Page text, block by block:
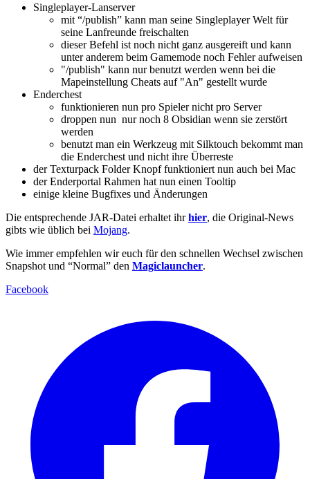
Singleplayer-Lanserver
mit “/publish” kann man seine Singleplayer Welt für
seine Lanfreunde freischalten
dieser Befehl ist noch nicht ganz ausgereift und kann
unter anderem beim Gamemode noch Fehler aufweisen
"/publish" kann nur benutzt werden wenn bei die
Mapeinstellung Cheats auf "An" gestellt wurde
Enderchest
funktionieren nun pro Spieler nicht pro Server
droppen nun nur noch 8 Obsidian wenn sie zerstört
werden
benutzt man ein Werkzeug mit Silktouch bekommt man
die Enderchest und nicht ihre Überreste
der Texturpack Folder Knopf funktioniert nun auch bei Mac
der Enderportal Rahmen hat nun einen Tooltip
einige kleine Bugfixes und Änderungen
Die entsprechende JAR-Datei erhaltet ihrhier, die Original-News
gibts wie üblich bei Mojang.
Wie immer empfehlen wir euch für den schnellen Wechsel zwischen
Snapshot und “Normal” den Magiclauncher.
Facebook